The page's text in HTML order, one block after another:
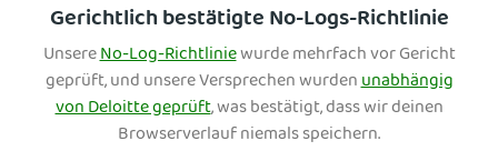
Gerichtlich bestätigte No-Logs-Richtlinie
UnsereNo-Log-Richtliniewurde mehrfach vor Gericht
geprüft, und unsere Versprechen wurdenunabhängig
von Deloitte geprüft, was bestätigt, dass wir deinen
Browserverlauf niemals speichern.